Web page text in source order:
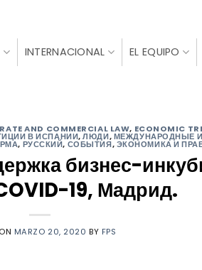
INTERNACIONAL EL EQUIPO
AND COMMERCIAL LAW, ECONOMIC
В ИСПАНИИ,ЛЮДИ,МЕЖДУНАРОДНЫЕ
, РУССКИЙ, СОБЫТИЯ,ЭКОНОМИКА И
бизнес-
19, Мадрид.
MARZO 20, 2020 BY FPS